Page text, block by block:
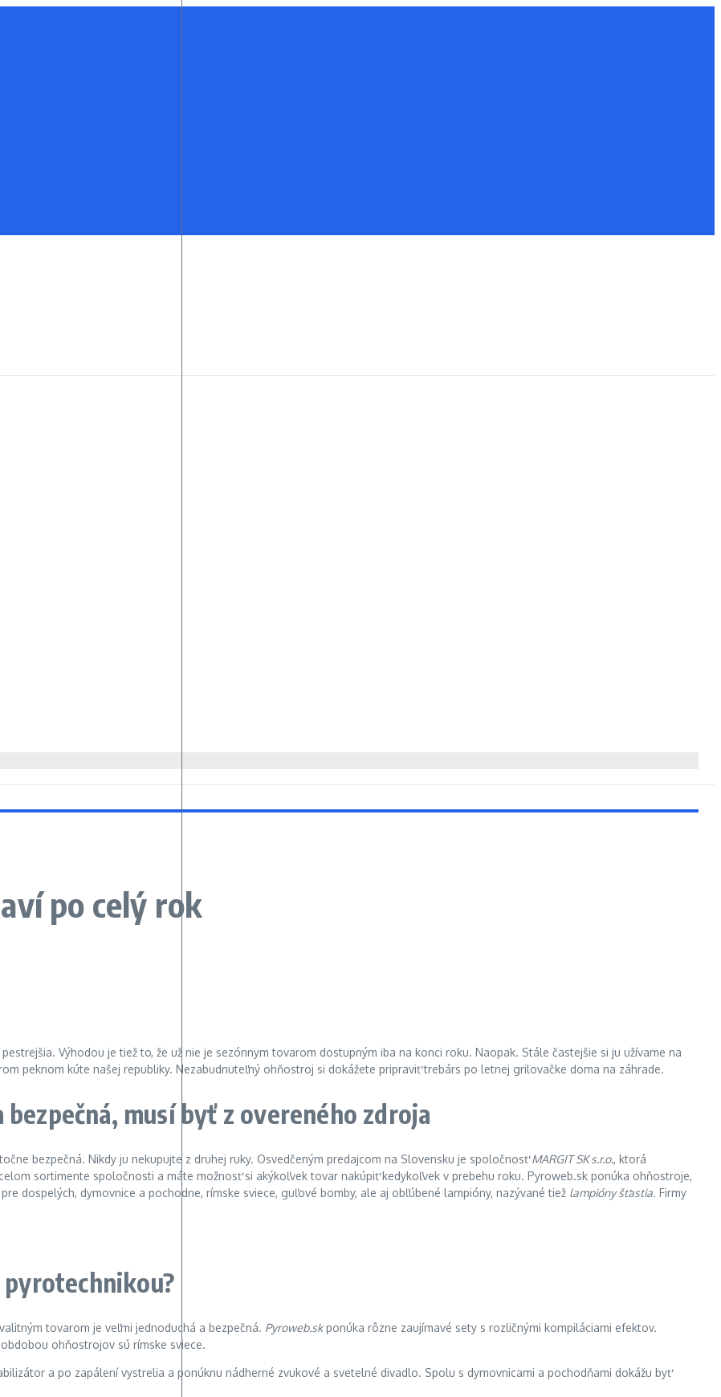
po celý rok
Výhodou je tiež to, že už nie je sezónnym tovarom dostupným iba na konci roku. Naopak. Stále častejšie si ju užívame na
peknom kúte našej republiky. Nezabudnuteľný ohňostroj si dokážete pripraviť trebárs po letnej grilovačke doma na záhrade.
musí byť z overeného zdroja
bezpečná. Nikdy ju nekupujte z druhej ruky. Osvedčeným predajcom na Slovensku je spoločnosťMARGIT SK s.r.o., ktorá
sortimente spoločnosti a máte možnosť si akýkoľvek tovar nakúpiť kedykoľvek v prebehu roku. Pyroweb.sk ponúka ohňostroje,
dospelých, dymovnice a pochodne, rímske sviece, guľové bomby, ale aj obľúbené lampióny, nazývané tiež lampióny šťastia. Firmy
pyrotechnikou?
tovarom je veľmi jednoduchá a bezpečná. Pyroweb.skponúka rôzne zaujímavé sety s rozličnými kompiláciami efektov.
ohňostrojov sú rímske sviece.
a po zapálení vystrelia a ponúknu nádherné zvukové a svetelné divadlo. Spolu s dymovnicami a pochodňami dokážu byť